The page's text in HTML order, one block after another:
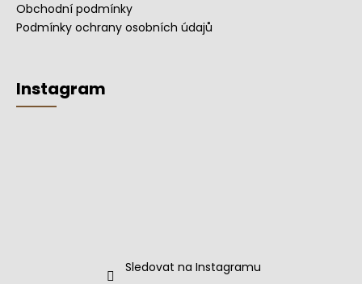
Obchodní podmínky
Podmínky ochrany osobních údajů
Instagram
Sledovat na Instagramu